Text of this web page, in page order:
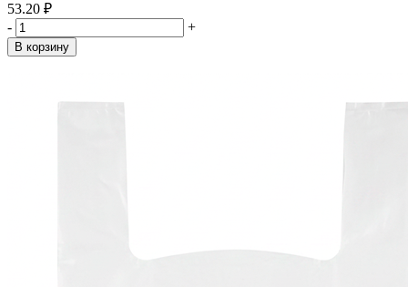
53.20 ₽
-
+
В корзину